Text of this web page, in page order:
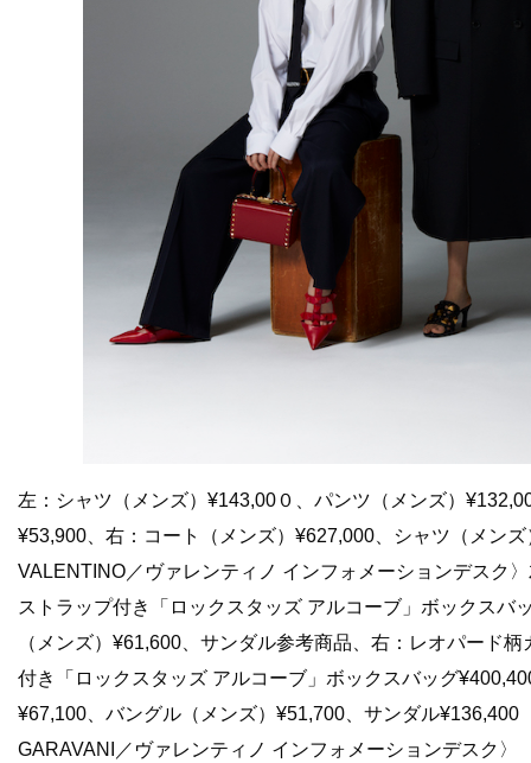
左：シャツ（メンズ）¥143,00０、パンツ（メンズ）
¥53,900、右：コート（メンズ）¥627,000、シャツ（メン
VALENTINO／ヴァレンティノ インフォメーションデスク
ストラップ付き「ロックスタッズ アルコーブ」ボックスバ
（メンズ）¥61,600、サンダル参考商品、右：レオパード
付き「ロックスタッズ アルコーブ」ボックスバッグ
¥67,100、バングル（メンズ）¥51,700、サンダル¥136,400
GARAVANI／ヴァレンティノ インフォメーションデスク〉